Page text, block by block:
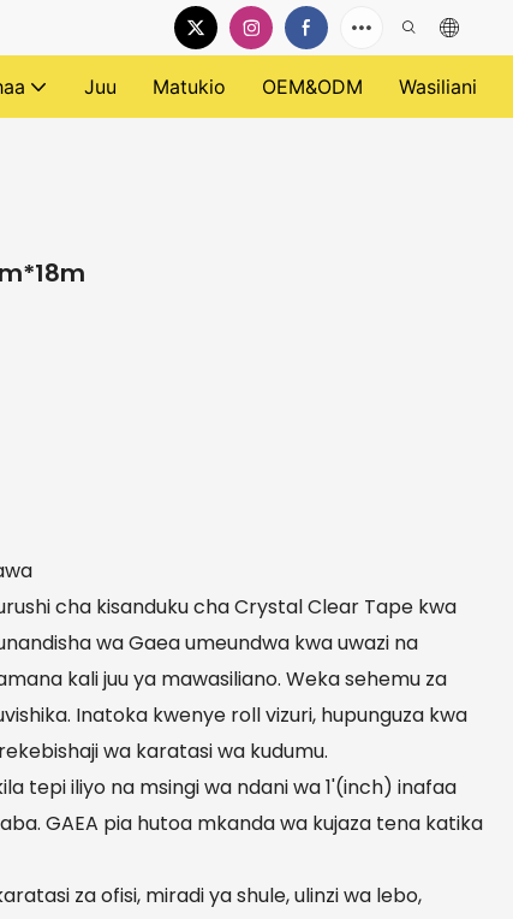
Juu Matukio OEM&ODM Wasiliani
cha kisanduku cha Crystal Clear Tape kwa
wa Gaea umeundwa kwa uwazi na
kali juu ya mawasiliano. Weka sehemu za
Inatoka kwenye roll vizuri, hupunguza kwa
wa karatasi wa kudumu.
tepi iliyo na msingi wa ndani wa 1'(inch) inafaa
GAEA pia hutoa mkanda wa kujaza tena katika
za ofisi, miradi ya shule, ulinzi wa lebo,